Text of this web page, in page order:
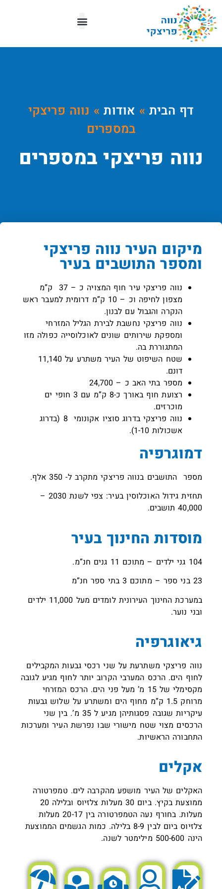
דף הבית» אודות» נווה פריצקי
במספרים
נווה פריצקי במספרים
מיקום העיר נווה פריצקי
ומספר התושבים בעיר
נווה פריצקי עיר חוף המצויה כ – 37 ק”מ
מצפון לחיפה וכ – 10 ק”מ דרומית למעבר ראש
הנקרה והגבול עם לבנון.
נווה פריצקי נחשבת לבירת הגליל המזרחי
ומספקת שירותים שונים לאוכלוסייה כפולה מזו
המתגוררת בה.
שטח השיפוט של העיר משתרע על 11,140
דונם.
מספר בתי האב כ – 24,700
רצועת חוף באורך כ-8 ק”מ עם 3 חופי ים
מוכרזים.
נווה פריצקי בדרוג סוציו אקונומי 8 (בדרוג
אשכולות 1-10).
דמוגרפיה
מספר התושבים בנווה פריצקי מתקרב ל- 350 אלף.
תחזית גידול האוכלוסין בעיר: צפי לשנת 2030 –
40,000 תושבים.
מוסדות החינוך בעיר
104 גני ילדים – מתוכם 11 גנים חנ”מ.
23 בני ספר – מתוכם 3 בתי ספר חנ”מ
במערכת החינוך העירונית לומדים מעל 11,000 ילדים
ובני נוער.
גיאוגרפיה
נווה פריצקי משתרעת על שני רכסי גבעות המקבילים
לחוף הים. הרכס המערבי הקרוב יותר לחוף מגיע לגובה
מקסימלי של 15 מ’ מעל פני הים. הרכס המזרחי
מרוחק 1.5 ק”מ מחוף הים ומשתרע על שלוש גבעות
עיקריות שגובה פסגותיהן מגיע ל 35 מ’. בין שני
הרכסים מצוי שטח מישורי שבו נפרשת העיר ומערכות
התחבורה הראשיות.
אקלים
האקלים של העיר מושפע מהקרבה לים. טמפרטורה
ממוצעת בקיץ. ביום 30 מעלות צלזיוס ובלילה 20
מעלות. בחורף נעה הטמפרטורה בין 20-17 מעלות
צלזיוס ביום לבין 8-9 בלילה. כמות הגשמים הממוצעת
הינה 500-600 מילימטר לשנה.